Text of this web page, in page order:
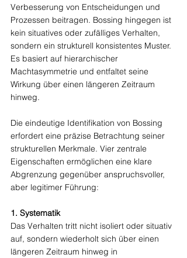
Verbesserung von Entscheidungen und
Prozessen beitragen. Bossing hingegen ist
kein situatives oder zufälliges Verhalten,
sondern ein strukturell konsistentes Muster.
Es basiert auf hierarchischer
Machtasymmetrie und entfaltet seine
Wirkung über einen längeren Zeitraum
hinweg.
Die eindeutige Identifikation von Bossing
erfordert eine präzise Betrachtung seiner
strukturellen Merkmale. Vier zentrale
Eigenschaften ermöglichen eine klare
Abgrenzung gegenüber anspruchsvoller,
aber legitimer Führung:
1. Systematik
Das Verhalten tritt nicht isoliert oder situativ
auf, sondern wiederholt sich über einen
längeren Zeitraum hinweg in